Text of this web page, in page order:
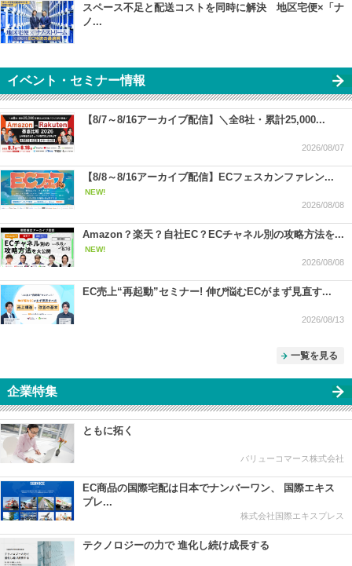
スペース不足と配送コストを同時に解決 地区宅便×「ナ
ノ...
イベント・セミナー情報
【8/7～8/16アーカイブ配信】＼全8社・累計25,000...
2026/08/07
【8/8～8/16アーカイブ配信】ECフェスカンファレン...
NEW!
2026/08/08
Amazon？楽天？自社EC？ECチャネル別の攻略方法を...
NEW!
2026/08/08
EC売上“再起動”セミナー! 伸び悩むECがまず見直す...
2026/08/13
一覧を見る
企業特集
ともに拓く
バリューコマース株式会社
EC商品の国際宅配は日本でナンバーワン、 国際エキス
プレ...
株式会社国際エキスプレス
テクノロジーの力で 進化し続け成長する